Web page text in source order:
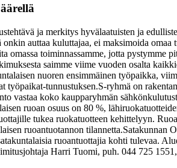
ja merkitys hyvälaatuisten ja
auttaa kuluttajaa, ei maksimoida
toiminnassamme, jotta pystymme
saimme viime vuoden osalta
nuoren ensimmäinen työpaikka,
työpaikat-tunnustuksen.S-ryhmä on
vastaa koko kaupparyhmän
ruoan osuus on 80 %,
tukea ruokatuotteen kehittelyyn.
ruoantuotannon tilannetta.Satakunnan
ruoantuottajia kohti tulevaa.
Harri Tuomi, puh. 044 725